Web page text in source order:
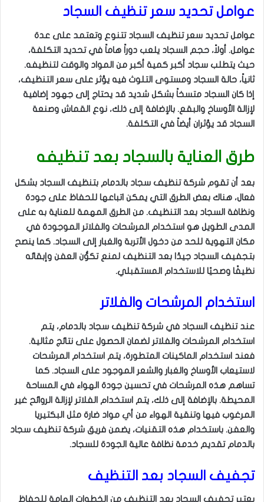
عوامل تحديد سعر تنظيف السجاد
عوامل تحديد سعر تنظيف السجاد تتنوع وتعتمد على عدة
عوامل. أولاً، حجم السجاد يلعب دوراً هاماً في تحديد التكلفة،
حيث يتطلب سجاد أكبر كمية أكبر من المواد والوقت لتنظيفه.
ثانياً، حالة السجاد ومستوى التلوث فيه يؤثر على سعر التنظيف،
إذا كان السجاد متسخاً بشكل شديد قد يحتاج إلى جهود إضافية
لإزالة الأوساخ والبقع. بالإضافة إلى ذلك، نوع القماش وصنعة
السجاد قد يؤثران أيضاً في التكلفة.
طرق العناية بالسجاد بعد تنظيفه
بعد أن تقوم شركة تنظيف سجاد بالدمام بتنظيف السجاد بشكل
فعال، هناك بعض الطرق التي يمكن اتباعها للحفاظ على جودة
ونظافة السجاد بعد التنظيف. من الطرق المهمة للعناية به على
المدى الطويل هو استخدام المرشحات والفلاتر الموجودة في
مكان التهوية للحد من دخول الأتربة والغبار إلى السجاد. كما ينصح
بتجفيف السجاد جيدًا بعد التنظيف لمنع تكوُّن العفن وإبقائه
نظيفًا وصحيًا للاستخدام المستقبلي.
استخدام المرشحات والفلاتر
عند تنظيف السجاد في شركة تنظيف سجاد بالدمام، يتم
استخدام المرشحات والفلاتر لضمان الحصول على نتائج مثالية.
فعند استخدام الماكينات المتطورة، يتم استخدام المرشحات
لاستيعاب الأوساخ والغبار والشعر الموجود على السجاد. كما
تساهم هذه المرشحات في تحسين جودة الهواء في المساحة
المحيطة. بالإضافة إلى ذلك، يتم استخدام الفلاتر لإزالة الروائح غير
المرغوب فيها وتنقية الهواء من أي مواد ضارة مثل البكتيريا
والعفن. باستخدام هذه التقنيات، يضمن فريق شركة تنظيف سجاد
بالدمام تقديم خدمة نظافة عالية الجودة للسجاد.
تجفيف السجاد بعد التنظيف
يعتبر تجفيف السجاد بعد التنظيف من الخطوات الهامة للحفاظ